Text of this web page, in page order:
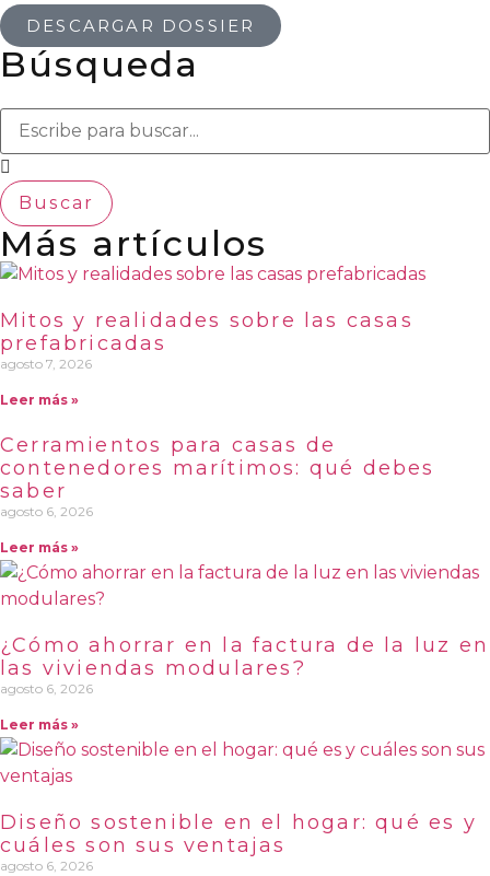
DESCARGAR DOSSIER
Búsqueda
Buscar
Más artículos
Mitos y realidades sobre las casas
prefabricadas
agosto 7, 2026
Leer más »
Cerramientos para casas de
contenedores marítimos: qué debes
saber
agosto 6, 2026
Leer más »
¿Cómo ahorrar en la factura de la luz en
las viviendas modulares?
agosto 6, 2026
Leer más »
Diseño sostenible en el hogar: qué es y
cuáles son sus ventajas
agosto 6, 2026